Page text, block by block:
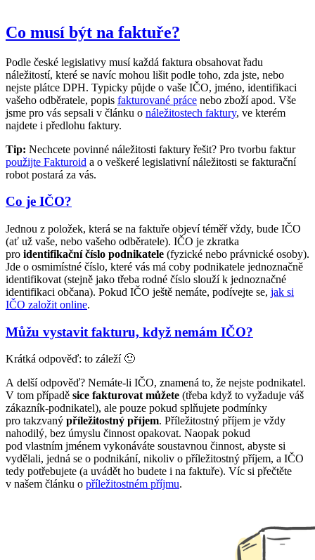
Co musí být na faktuře?
Podle české legislativy musí každá faktura obsahovat řadu
náležitostí, které se navíc mohou lišit podle toho, zda jste, nebo
nejste plátce DPH. Typicky půjde o vaše IČO, jméno, identifikaci
vašeho odběratele, popis fakturované práce nebo zboží apod. Vše
jsme pro vás sepsali v článku o náležitostech faktury, ve kterém
najdete i předlohu faktury.
Tip: Nechcete povinné náležitosti faktury řešit? Pro tvorbu faktur
použijte Fakturoid a o veškeré legislativní náležitosti se fakturační
robot postará za vás.
Co je IČO?
Jednou z položek, která se na faktuře objeví téměř vždy, bude IČO
(ať už vaše, nebo vašeho odběratele). IČO je zkratka
pro identifikační číslo podnikatele (fyzické nebo právnické osoby).
Jde o osmimístné číslo, které vás má coby podnikatele jednoznačně
identifikovat (stejně jako třeba rodné číslo slouží k jednoznačné
identifikaci občana). Pokud IČO ještě nemáte, podívejte se, jak si
IČO založit online.
Můžu vystavit fakturu, když nemám IČO?
Krátká odpověď: to záleží 🙂
A delší odpověď? Nemáte-li IČO, znamená to, že nejste podnikatel.
V tom případě sice fakturovat můžete (třeba když to vyžaduje váš
zákazník-podnikatel), ale pouze pokud splňujete podmínky
pro takzvaný příležitostný příjem. Příležitostný příjem je vždy
nahodilý, bez úmyslu činnost opakovat. Naopak pokud
pod vlastním jménem vykonáváte soustavnou činnost, abyste si
vydělali, jedná se o podnikání, nikoliv o příležitostný příjem, a IČO
tedy potřebujete (a uvádět ho budete i na faktuře). Víc si přečtěte
v našem článku o příležitostném příjmu.